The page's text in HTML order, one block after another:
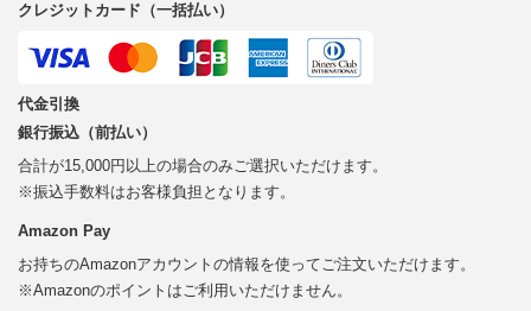
クレジットカード（一括払い）
代金引換
銀行振込（前払い）
合計が15,000円以上の場合のみご選択いただけます。
※振込手数料はお客様負担となります。
Amazon Pay
お持ちのAmazonアカウントの情報を使ってご注文いただけます。
※Amazonのポイントはご利用いただけません。